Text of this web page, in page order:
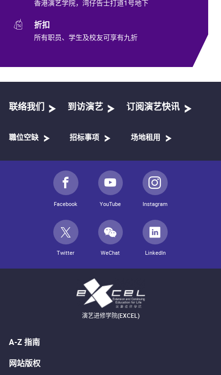
香港演艺学院，湾仔告士打道1号地下
折扣
所有职员、学生及校友可享有九折
联络我们 到访演艺 订阅演艺快讯
職位空缺 招标事项 场地租用
Facebook YouTube Instagram
Twitter WeChat LinkedIn
演艺进修学院(EXCEL)
A-Z 指南
网站版权